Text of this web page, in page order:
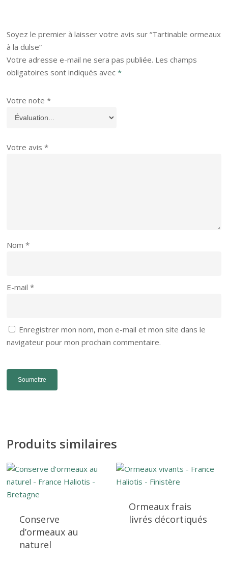
Soyez le premier à laisser votre avis sur “Tartinable ormeaux
à la dulse”
Votre adresse e-mail ne sera pas publiée. Les champs
obligatoires sont indiqués avec*
Votre note*
Votre avis*
Nom*
E-mail*
Enregistrer mon nom, mon e-mail et mon site dans le
navigateur pour mon prochain commentaire.
Produits similaires
Conserve
d’ormeaux au
naturel
Ormeaux frais
livrés décortiqués